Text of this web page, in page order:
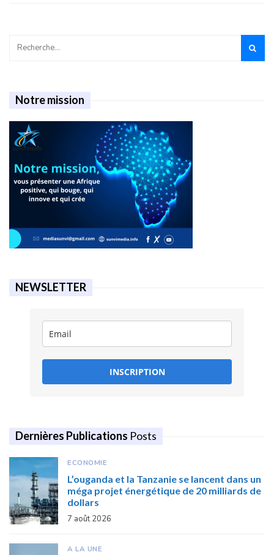
Notre mission
NEWSLETTER
INSCRIPTION
Dernières Publications Posts
ECONOMIE
L’ouganda et la Tanzanie se lancent dans un
méga projet énergétique de 20 milliards de
dollars
7 août 2026
A LA UNE